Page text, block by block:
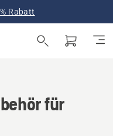
Rabatt
für